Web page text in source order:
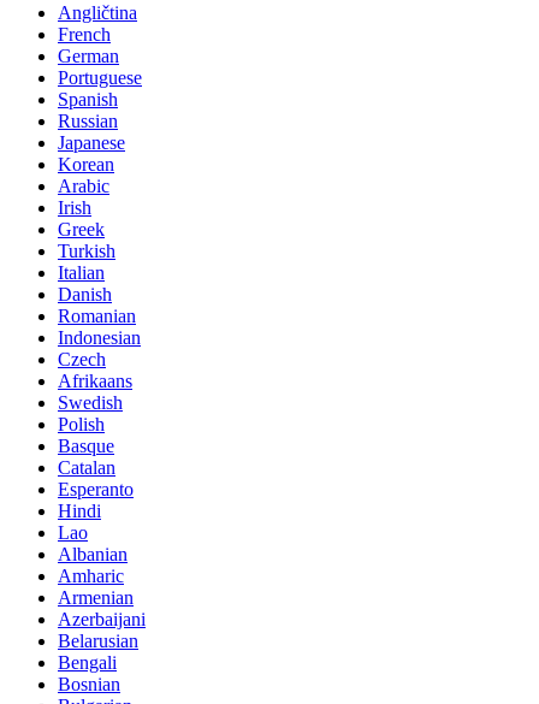
Angličtina
French
German
Portuguese
Spanish
Russian
Japanese
Korean
Arabic
Irish
Greek
Turkish
Italian
Danish
Romanian
Indonesian
Czech
Afrikaans
Swedish
Polish
Basque
Catalan
Esperanto
Hindi
Lao
Albanian
Amharic
Armenian
Azerbaijani
Belarusian
Bengali
Bosnian